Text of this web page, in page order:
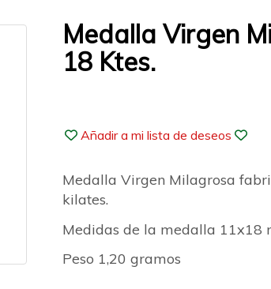
Medalla Virgen
18 Ktes.
Añadir a mi lista de deseos
Medalla Virgen Milagrosa
kilates.
Medidas de la medalla 11x18
Peso 1,20 gramos